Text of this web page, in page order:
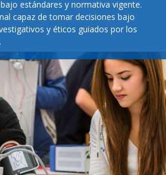
estándares y normativa vigente.
capaz de tomar decisiones bajo
y éticos guiados por los